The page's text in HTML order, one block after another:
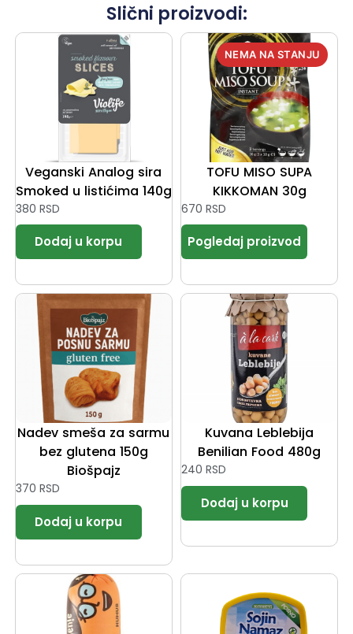
Slični proizvodi:
Veganski Analog sira
Smoked u listićima 140g
380 RSD
TOFU MISO SUPA
KIKKOMAN 30g
670 RSD
Nadev smeša za sarmu
bez glutena 150g
Biošpajz
370 RSD
Kuvana Leblebija
Benilian Food 480g
240 RSD